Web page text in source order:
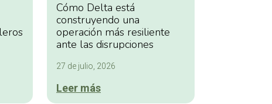
Cómo Delta está
construyendo una
operación más resiliente
ante las disrupciones
27 de julio, 2026
Leer más